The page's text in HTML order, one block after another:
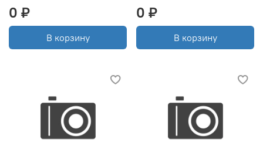
0 ₽
В корзину
0 ₽
В корзину